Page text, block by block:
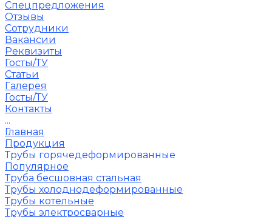
Спецпредложения
Отзывы
Сотрудники
Вакансии
Реквизиты
Госты/ТУ
Статьи
Галерея
Госты/ТУ
Контакты
...
Главная
Продукция
Трубы горячедеформированные
Популярное
Труба бесшовная стальная
Трубы холоднодеформированные
Трубы котельные
Трубы электросварные